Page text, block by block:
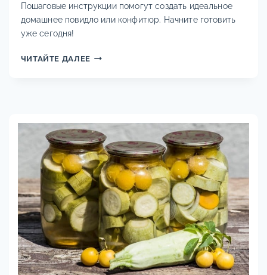
Пошаговые инструкции помогут создать идеальное
домашнее повидло или конфитюр. Начните готовить
уже сегодня!
ЧИТАЙТЕ ДАЛЕЕДЖЕМ
И
ПРОСТЫХ
РЕЦЕПТОВ
АБРИКОСОВОГО
ДЖЕМА